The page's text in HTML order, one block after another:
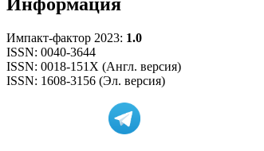
Информация
Импакт-фактор 2023: 1.0
ISSN: 0040-3644
ISSN: 0018-151X (Англ. версия)
ISSN: 1608-3156 (Эл. версия)